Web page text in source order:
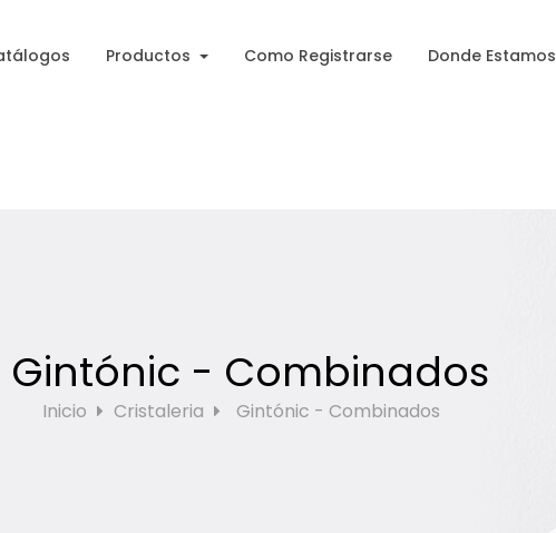
Productos Como Registrarse Donde Estamos
Gintónic - Combinados
Inicio Cristaleria Gintónic - Combinados